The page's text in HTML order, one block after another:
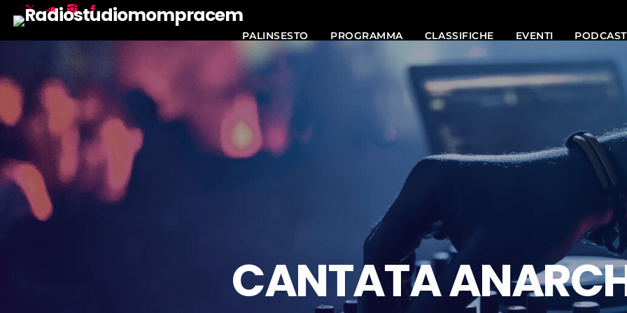
PALINSESTO PROGRAMMA CLASSIFICHE EVENTI PODCAST
CANTATA